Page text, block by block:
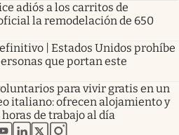
adiós a los carritos de
la remodelación de 650
| Estados Unidos prohíbe
que portan este
para vivir gratis en un
italiano: ofrecen alojamiento y
de trabajo al día
en nueva pestaña
abre en nueva pestaña
abre en nueva pestaña
abre en nueva pestaña
abre en nueva pestaña